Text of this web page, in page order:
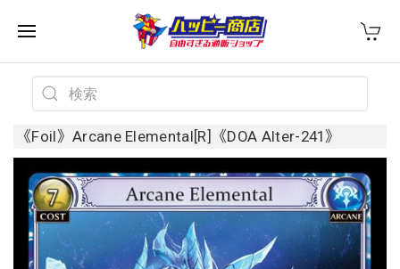
《Foil》Arcane Elemental[R]《DOA Alter-241》